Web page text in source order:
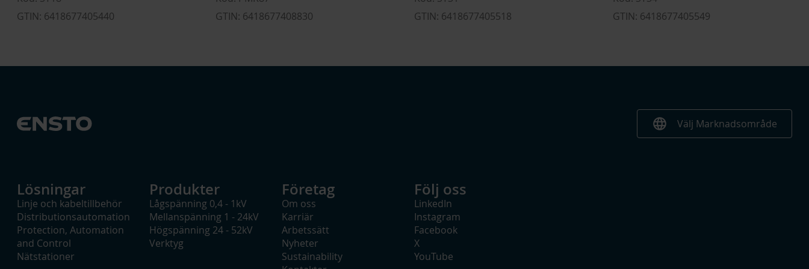
GTIN: 6418677405440
GTIN: 6418677408830
GTIN: 6418677405518
GTIN: 6418677405549
language Välj Marknadsområde
Lösningar
Linje och kabeltillbehör
Distributionsautomation
Protection, Automation
and Control
Nätstationer
Produkter
Lågspänning 0,4 - 1kV
Mellanspänning 1 - 24kV
Högspänning 24 - 52kV
Verktyg
Företag
Om oss
Karriär
Arbetssätt
Nyheter
Sustainability
Följ oss
LinkedIn
Instagram
Facebook
X
YouTube